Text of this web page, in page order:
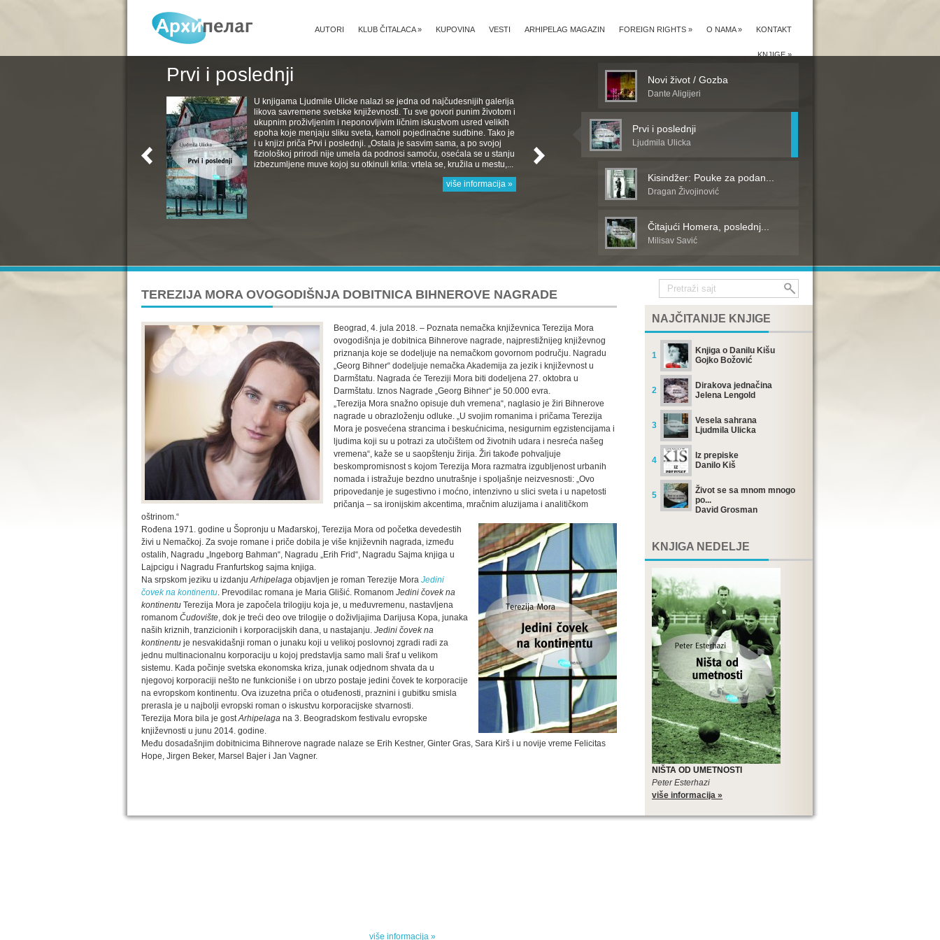
KONTAKT
O NAMA»
FOREIGN RIGHTS »
ARHIPELAG MAGAZIN
VESTI
KUPOVINA
KLUB ČITALACA»
AUTORI
KNJIGE»
Prvi i poslednji
U knjigama Ljudmile Ulicke nalazi se jedna od najčudesnijih galerija
likova savremene svetske književnosti. Tu sve govori punim životom i
ukupnim proživljenim i neponovljivim ličnim iskustvom usred velikih
epoha koje menjaju sliku sveta, kamoli pojedinačne sudbine. Tako je
i u knjizi priča Prvi i poslednji. „Ostala je sasvim sama, a po svojoj
fiziološkoj prirodi nije umela da podnosi samoću, osećala se u stanju
izbezumljene muve kojoj su otkinuli krila: vrtela se, kružila u mestu,...
više informacija »
Novi život / Gozba
Dante Aligijeri
Prvi i poslednji
Ljudmila Ulicka
Kisindžer: Pouke za podan...
Dragan Živojinović
Čitajući Homera, poslednj...
Milisav Savić
TEREZIJA MORA OVOGODIŠNJA DOBITNICA BIHNEROVE NAGRADE
Beograd, 4. jula 2018. – Poznata nemačka književnica Terezija Mora
ovogodišnja je dobitnica Bihnerove nagrade, najprestižnijeg književnog
priznanja koje se dodeljuje na nemačkom govornom području. Nagradu
„Georg Bihner“ dodeljuje nemačka Akademija za jezik i književnost u
Darmštatu. Nagrada će Tereziji Mora biti dodeljena 27. oktobra u
Darmštatu. Iznos Nagrade „Georg Bihner“ je 50.000 evra.
„Terezija Mora snažno opisuje duh vremena“, naglasio je žiri Bihnerove
nagrade u obrazloženju odluke. „U svojim romanima i pričama Terezija
Mora je posvećena strancima i beskućnicima, nesigurnim egzistencijama i
ljudima koji su u potrazi za utočištem od životnih udara i nesreća našeg
vremena“, kaže se u saopštenju žirija. Žiri takođe pohvaljuje
beskompromisnost s kojom Terezija Mora razmatra izgubljenost urbanih
nomada i istražuje bezdno unutrašnje i spoljašnje neizvesnosti: „Ovo
pripovedanje je sugestivno i moćno, intenzivno u slici sveta i u napetosti
pričanja – sa ironijskim akcentima, mračnim aluzijama i analitičkom
oštrinom.“
Rođena 1971. godine u Šopronju u Mađarskoj, Terezija Mora od početka devedestih
živi u Nemačkoj. Za svoje romane i priče dobila je više književnih nagrada, između
ostalih, Nagradu „Ingeborg Bahman“, Nagradu „Erih Frid“, Nagradu Sajma knjiga u
Lajpcigu i Nagradu Franfurtskog sajma knjiga.
Na srpskom jeziku u izdanjuArhipelaga objavljen je roman Terezije Mora Jedini
čovek na kontinentu. Prevodilac romana je Maria Glišić. Romanom Jedini čovek na
kontinentu Terezija Mora je započela trilogiju koja je, u međuvremenu, nastavljena
romanom Čudovište, dok je treći deo ove trilogije o doživljajima Darijusa Kopa, junaka
naših kriznih, tranzicionih i korporacijskih dana, u nastajanju. Jedini čovek na
kontinentu je nesvakidašnji roman o junaku koji u velikoj poslovnoj zgradi radi za
jednu multinacionalnu korporaciju u kojoj predstavlja samo mali šraf u velikom
sistemu. Kada počinje svetska ekonomska kriza, junak odjednom shvata da u
njegovoj korporaciji nešto ne funkcioniše i on ubrzo postaje jedini čovek te korporacije
na evropskom kontinentu. Ova izuzetna priča o otuđenosti, praznini i gubitku smisla
prerasla je u najbolji evropski roman o iskustvu korporacijske stvarnosti.
Terezija Mora bila je gostArhipelaga na 3. Beogradskom festivalu evropske
književnosti u junu 2014. godine.
Među dosadašnjim dobitnicima Bihnerove nagrade nalaze se Erih Kestner, Ginter Gras, Sara Kirš i u novije vreme Felicitas
Hope, Jirgen Beker, Marsel Bajer i Jan Vagner.
NAJČITANIJE KNJIGE
1
Knjiga o Danilu Kišu
Gojko Božović
2
Dirakova jednačina
Jelena Lengold
3
Vesela sahrana
Ljudmila Ulicka
4
Iz prepiske
Danilo Kiš
5
Život se sa mnom mnogo
po...
David Grosman
KNJIGA NEDELJE
NIŠTA OD UMETNOSTI
Peter Esterhazi
više informacija »
više informacija »